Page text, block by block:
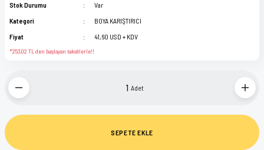
Stok Durumu
Var
Kategori
BOYA KARIŞTIRICI
Fiyat
41,60 USD + KDV
*253,02 TL den başlayan taksitlerle!!
Adet
SEPETE EKLE